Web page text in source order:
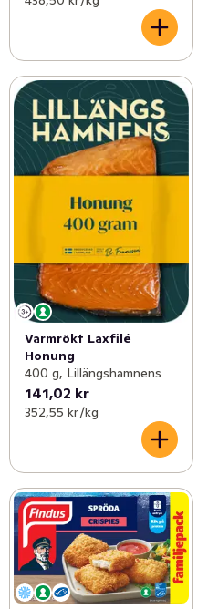
Varmrökt Laxfilé
Honung
400 g, Lillängshamnens
141,02 kr
352,55 kr /kg